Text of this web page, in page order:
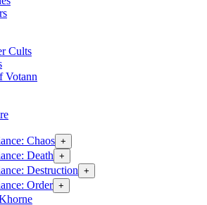
Cults
Votann
Chaos +
Death +
Destruction +
Order +